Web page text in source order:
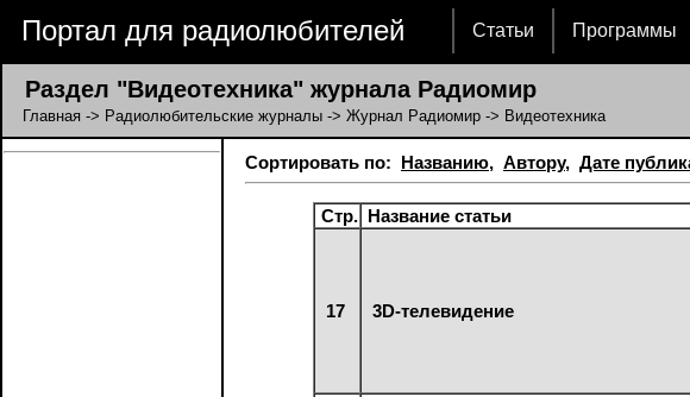
Портал для радиолюбителей Статьи Программы
Раздел "Видеотехника" журнала Радиомир
Главная -> Радиолюбительские журналы -> Журнал Радиомир -> Видеотехника
Сортировать по: Названию, Автору, Дате
Стр. Название статьи
17 3D-телевидение